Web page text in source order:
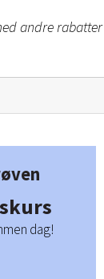
andre rabatter
dag!